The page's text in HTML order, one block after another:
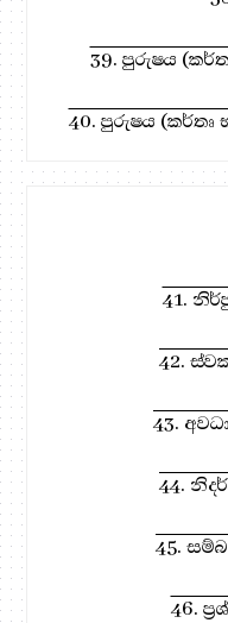
39. පුරුෂය
40. පුරුෂය (කර්තෘ
41.
42.
43.
44.
45.
46.